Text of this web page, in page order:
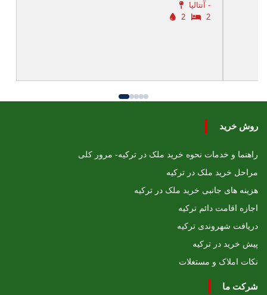
آنتالیا -
2
2
روش خرید
راهنما و خدمات نحوه خرید ملک در ترکیه- مرور کلی
مراحل خرید ملک در ترکیه
هزینه های جانبی خرید ملک در ترکیه
اجازه اقامت دائم ترکیه
دریافت شهروندی ترکیه
پیش خرید در ترکیه
نکات املاک و مستغلات
شرکت ما